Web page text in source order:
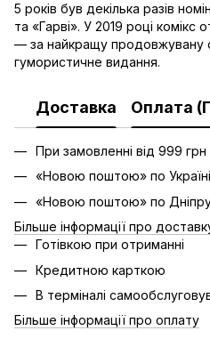
5 років був декілька разів
та «Гарві». У 2019 році комікс
— за найкращу продовжувану
гумористичне видання.
Доставка Оплата
При замовленні від 999
«Новою поштою» по
«Новою поштою» по
Більше інформації про
Готівкою при отриманні
Кредитною карткою
В терміналі
Більше інформації про оплату